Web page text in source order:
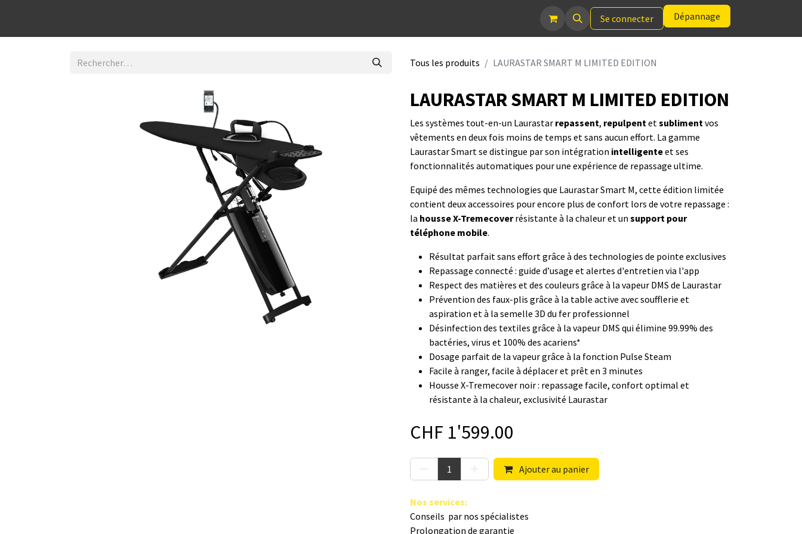
Se connecter Dépannage
Tous les produits LAURASTAR SMART M LIMITED EDITION
LAURASTAR SMART M LIMITED EDITION
Les systèmes tout-en-un Laurastar repassent, repulpentetsublimentvos
vêtements en deux fois moins de temps et sans aucun effort. La gamme
Laurastar Smart se distingue par son intégration intelligenteet ses
fonctionnalités automatiques pour une expérience de repassage ultime.
Equipé des mêmes technologies que Laurastar Smart M, cette édition limitée
contient deux accessoires pour encore plus de confort lors de votre repassage :
la housse X-Tremecoverrésistante à la chaleur et un support pour
téléphone mobile.
Résultat parfait sans effort grâce à des technologies de pointe exclusives
Repassage connecté : guide d’usage et alertes d'entretien via l'app
Respect des matières et des couleurs grâce à la vapeur DMS de Laurastar
Prévention des faux-plis grâce à la table active avec soufflerie et
aspiration et à la semelle 3D du fer professionnel
Désinfection des textiles grâce à la vapeur DMS qui élimine 99.99% des
bactéries, virus et 100% des acariens*
Dosage parfait de la vapeur grâce à la fonction Pulse Steam
Facile à ranger, facile à déplacer et prêt en 3 minutes
Housse X-Tremecover noir : repassage facile, confort optimal et
résistante à la chaleur, exclusivité Laurastar
CHF 1'599.00
Ajouter au panier
Nos s​ervices:
Conseils par nos spé​cialistes
Prolongation de garantie